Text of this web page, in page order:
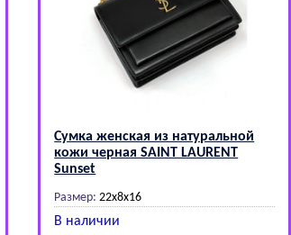
Сумка женская из натуральной
кожи черная SАINТ LАURЕNТ
Sunset
Размер: 22x8x16
В наличии